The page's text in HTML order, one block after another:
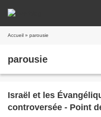
Accueil » parousie
parousie
Israël et les
controversée - Point